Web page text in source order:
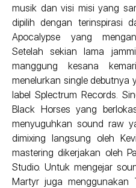
musik dan visi misi yang
dipilih dengan terinspirasi
Apocalypse yang
Setelah sekian lama
manggung kesana
menelurkan single debutnya
label Splectrum Records.
Black Horses yang
menyuguhkan sound raw
dimixing langsung oleh
mastering dikerjakan oleh
Studio. Untuk mengejar
Martyr juga menggunakan